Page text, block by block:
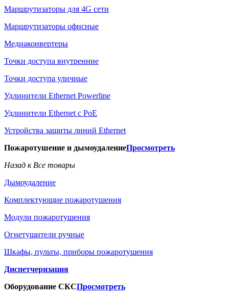
Маршрутизаторы для 4G сети
Маршрутизаторы офисные
Медиаконвертеры
Точки доступа внутренние
Точки доступа уличные
Удлинители Ethernet Powerline
Удлинители Ethernet с PoE
Устройства защиты линий Ethernet
Пожаротушение и дымоудалениеПросмотреть
Назад к Все товары
Дымоудаление
Комплектующие пожаротушения
Модули пожаротушения
Огнетушители ручные
Шкафы, пульты, приборы пожаротушения
Диспетчеризация
Оборудование СКСПросмотреть